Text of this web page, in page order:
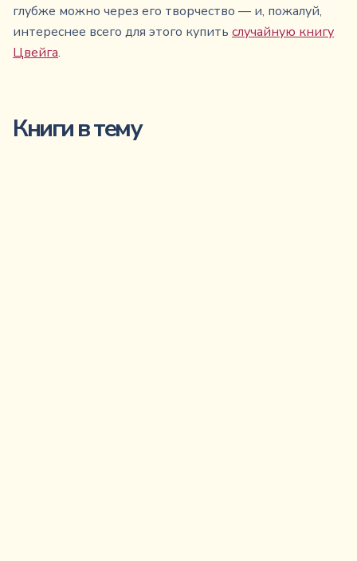
глубже можно через его творчество — и, пожалуй,
интереснее всего для этого купить случайную книгу
Цвейга.
Книги в тему